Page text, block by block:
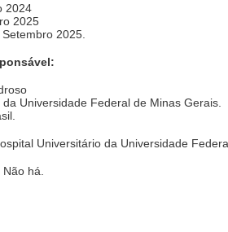
2024
2025
2025.
Universidade Federal de Minas Gerais.
Universitário da Universidade
Não há.